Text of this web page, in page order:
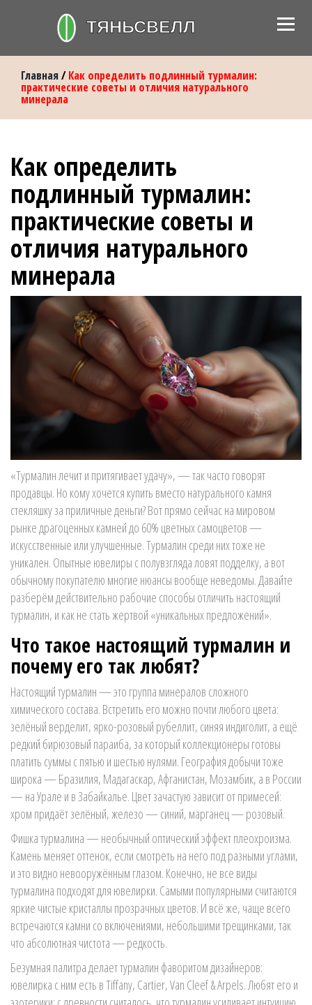
Главная/Как определить подлинный турмалин:
практические советы и отличия натурального
минерала
Как определить
подлинный турмалин:
практические советы и
отличия натурального
минерала
«Турмалин лечит и притягивает удачу», — так часто говорят
продавцы. Но кому хочется купить вместо натурального камня
стекляшку за приличные деньги? Вот прямо сейчас на мировом
рынке драгоценных камней до 60% цветных самоцветов —
искусственные или улучшенные. Турмалин среди них тоже не
уникален. Опытные ювелиры с полувзгляда ловят подделку, а вот
обычному покупателю многие нюансы вообще неведомы. Давайте
разберём действительно рабочие способы отличить настоящий
турмалин, и как не стать жертвой «уникальных предложений».
Что такое настоящий турмалин и
почему его так любят?
Настоящий турмалин — это группа минералов сложного
химического состава. Встретить его можно почти любого цвета:
зелёный верделит, ярко-розовый рубеллит, синяя индиголит, а ещё
редкий бирюзовый параиба, за который коллекционеры готовы
платить суммы с пятью и шестью нулями. География добычи тоже
широка — Бразилия, Мадагаскар, Афганистан, Мозамбик, а в России
— на Урале и в Забайкалье. Цвет зачастую зависит от примесей:
хром придаёт зелёный, железо — синий, марганец — розовый.
Фишка турмалина — необычный оптический эффект плеохроизма.
Камень меняет оттенок, если смотреть на него под разными углами,
и это видно невооружённым глазом. Конечно, не все виды
турмалина подходят для ювелирки. Самыми популярными считаются
яркие чистые кристаллы прозрачных цветов. И всё же, чаще всего
встречаются камни со включениями, небольшими трещинками, так
что абсолютная чистота — редкость.
Безумная палитра делает турмалин фаворитом дизайнеров:
ювелирка с ним есть в Tiffany, Cartier, Van Cleef & Arpels. Любят его и